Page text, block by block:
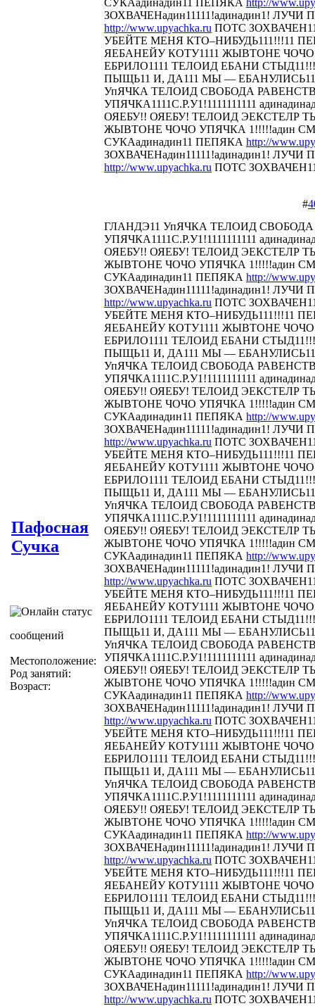
ЗОХВАЧЕНадин11111!адинадин1! ЛУЧИ
http://www.upyachka.ru ПОТС
УБЕЙТЕ МЕНЯ КТО–НИБУДЬ111!!!11
ЯЕБАНЕЙУ КОТУ1111 ЖЫВТОНЕ ЧОЧО
ЕБРИЛО1111 ТЕЛОИД ЕБАНИ СТЫД11!!!
ПЫЩЬ11 И, ДА111 МЫ —
УпЯЧКА ТЕЛОИД СВОБОДА
УПЯЧКА1111С.Р.У1!1111111111
ОЯЕБУ!! ОЯЕБУ! ТЕЛОИД ЭЕКСТЕЛР
ЖЫВТОНЕ ЧОЧО УПЯЧКА 1!!!!!адин
СУКАадинадин11 ПЕПЯКА http://
ЗОХВАЧЕНадин11111!адинадин1! ЛУЧИ
http://www.upyachka.ru ПОТС
Пафосная
Сучка
сообщений
Местоположение:
Род занятий:
Возраст:
#
ГЛАНДЭ11 УпЯЧКА ТЕЛОИД
УПЯЧКА1111С.Р.У1!1111111111
ОЯЕБУ!! ОЯЕБУ! ТЕЛОИД ЭЕКСТЕЛР
ЖЫВТОНЕ ЧОЧО УПЯЧКА 1!!!!!адин
СУКАадинадин11 ПЕПЯКА http://
ЗОХВАЧЕНадин11111!адинадин1! ЛУЧИ
http://www.upyachka.ru ПОТС
УБЕЙТЕ МЕНЯ КТО–НИБУДЬ111!!!11
ЯЕБАНЕЙУ КОТУ1111 ЖЫВТОНЕ ЧОЧО
ЕБРИЛО1111 ТЕЛОИД ЕБАНИ СТЫД11!!!
ПЫЩЬ11 И, ДА111 МЫ —
УпЯЧКА ТЕЛОИД СВОБОДА
УПЯЧКА1111С.Р.У1!1111111111
ОЯЕБУ!! ОЯЕБУ! ТЕЛОИД ЭЕКСТЕЛР
ЖЫВТОНЕ ЧОЧО УПЯЧКА 1!!!!!адин
СУКАадинадин11 ПЕПЯКА http://
ЗОХВАЧЕНадин11111!адинадин1! ЛУЧИ
http://www.upyachka.ru ПОТС
УБЕЙТЕ МЕНЯ КТО–НИБУДЬ111!!!11
ЯЕБАНЕЙУ КОТУ1111 ЖЫВТОНЕ ЧОЧО
ЕБРИЛО1111 ТЕЛОИД ЕБАНИ СТЫД11!!!
ПЫЩЬ11 И, ДА111 МЫ —
УпЯЧКА ТЕЛОИД СВОБОДА
УПЯЧКА1111С.Р.У1!1111111111
ОЯЕБУ!! ОЯЕБУ! ТЕЛОИД ЭЕКСТЕЛР
ЖЫВТОНЕ ЧОЧО УПЯЧКА 1!!!!!адин
СУКАадинадин11 ПЕПЯКА http://
ЗОХВАЧЕНадин11111!адинадин1! ЛУЧИ
http://www.upyachka.ru ПОТС
УБЕЙТЕ МЕНЯ КТО–НИБУДЬ111!!!11
ЯЕБАНЕЙУ КОТУ1111 ЖЫВТОНЕ ЧОЧО
ЕБРИЛО1111 ТЕЛОИД ЕБАНИ СТЫД11!!!
ПЫЩЬ11 И, ДА111 МЫ —
УпЯЧКА ТЕЛОИД СВОБОДА
УПЯЧКА1111С.Р.У1!1111111111
ОЯЕБУ!! ОЯЕБУ! ТЕЛОИД ЭЕКСТЕЛР
ЖЫВТОНЕ ЧОЧО УПЯЧКА 1!!!!!адин
СУКАадинадин11 ПЕПЯКА http://
ЗОХВАЧЕНадин11111!адинадин1! ЛУЧИ
http://www.upyachka.ru ПОТС
УБЕЙТЕ МЕНЯ КТО–НИБУДЬ111!!!11
ЯЕБАНЕЙУ КОТУ1111 ЖЫВТОНЕ ЧОЧО
ЕБРИЛО1111 ТЕЛОИД ЕБАНИ СТЫД11!!!
ПЫЩЬ11 И, ДА111 МЫ —
УпЯЧКА ТЕЛОИД СВОБОДА
УПЯЧКА1111С.Р.У1!1111111111
ОЯЕБУ!! ОЯЕБУ! ТЕЛОИД ЭЕКСТЕЛР
ЖЫВТОНЕ ЧОЧО УПЯЧКА 1!!!!!адин
СУКАадинадин11 ПЕПЯКА http://
ЗОХВАЧЕНадин11111!адинадин1! ЛУЧИ
http://www.upyachka.ru ПОТС
УБЕЙТЕ МЕНЯ КТО–НИБУДЬ111!!!11
ЯЕБАНЕЙУ КОТУ1111 ЖЫВТОНЕ ЧОЧО
ЕБРИЛО1111 ТЕЛОИД ЕБАНИ СТЫД11!!!
ПЫЩЬ11 И, ДА111 МЫ —
УпЯЧКА ТЕЛОИД СВОБОДА
УПЯЧКА1111С.Р.У1!1111111111
ОЯЕБУ!! ОЯЕБУ! ТЕЛОИД ЭЕКСТЕЛР
ЖЫВТОНЕ ЧОЧО УПЯЧКА 1!!!!!адин
СУКАадинадин11 ПЕПЯКА http://
ЗОХВАЧЕНадин11111!адинадин1! ЛУЧИ
http://www.upyachka.ru ПОТС